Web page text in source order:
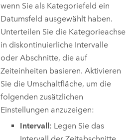
wenn Sie als Kategoriefeld ein
Datumsfeld ausgewählt haben.
Unterteilen Sie die Kategorieachse
in diskontinuierliche Intervalle
oder Abschnitte, die auf
Zeiteinheiten basieren. Aktivieren
Sie die Umschaltfläche, um die
folgenden zusätzlichen
Einstellungen anzuzeigen:
Intervall : Legen Sie das